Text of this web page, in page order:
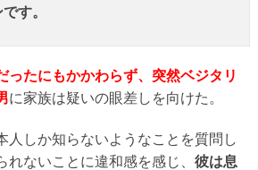
す。
ったにもかかわらず、突然ベジタリ
に家族は疑いの眼差しを向けた。
人しか知らないようなことを質問し
れないことに違和感を感じ、 彼は息